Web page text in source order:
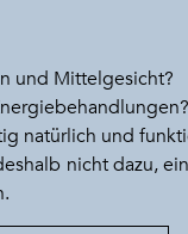
und Mittelgesicht?
natürlich und
nicht dazu,